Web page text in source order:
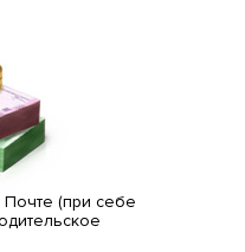
(при себе